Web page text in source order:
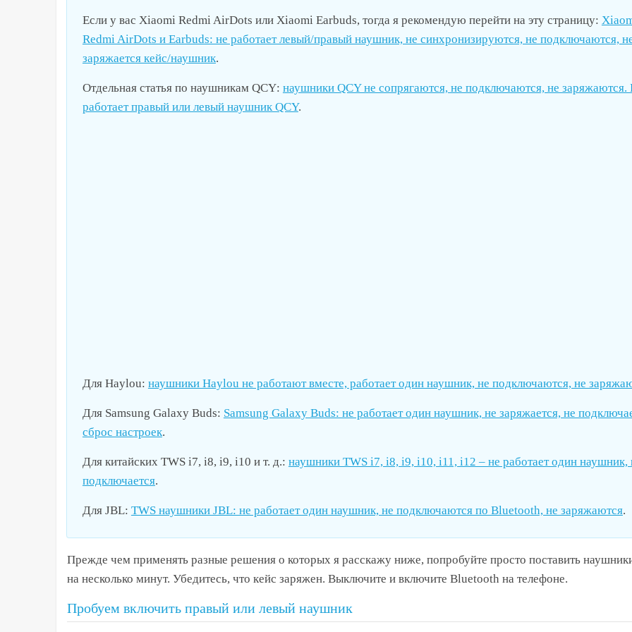
Если у вас Xiaomi Redmi AirDots или Xiaomi Earbuds, тогда я рекомендую перейти на эту страницу:
Redmi AirDots и Earbuds: не работает левый/правый наушник, не синхронизируются, не подключаются,
заряжается кейс/наушник.
Отдельная статья по наушникам QCY: наушники QCY не сопрягаются, не подключаются, не заряжаются.
работает правый или левый наушник QCY.
Для Haylou: наушники Haylou не работают вместе, работает один наушник, не подключаются, не
Для Samsung Galaxy Buds: Samsung Galaxy Buds: не работает один наушник, не заряжается, не
сброс настроек.
Для китайских TWS i7, i8, i9, i10 и т. д.: наушники TWS i7, i8, i9, i10, i11, i12 – не работает один наушник,
подключается.
Для JBL: TWS наушники JBL: не работает один наушник, не подключаются по Bluetooth, не заряжаются.
Прежде чем применять разные решения о которых я расскажу ниже, попробуйте просто поставить
на несколько минут. Убедитесь, что кейс заряжен. Выключите и включите Bluetooth на телефоне.
Пробуем включить правый или левый наушник